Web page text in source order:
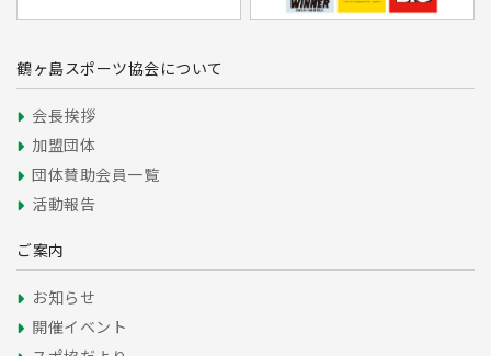
鶴ヶ島スポーツ協会について
会長挨拶
加盟団体
団体賛助会員一覧
活動報告
ご案内
お知らせ
開催イベント